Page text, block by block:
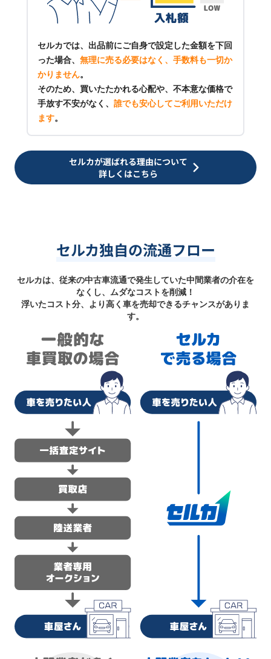
セルカでは、出品前にご自身で設定した金額を下回
った場合、 無理に売る必要はなく、手数料も一切か
かりません。
そのため、買いたたかれる心配や、不本意な価格で
手放す不安がなく、 誰でも安心してご利用いただけ
ます。
セルカが選ばれる理由について
詳しくはこちら
セルカ独自の流通フロー
セルカは、従来の中古車流通で発生していた中間業者の介在を
なくし、ムダなコストを削減！
浮いたコスト分、より高く車を売却できるチャンスがありま
す。